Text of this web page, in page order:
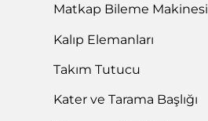
Matkap Bileme Makinesi
Kalıp Elemanları
Takım Tutucu
Kater ve Tarama Başlığı